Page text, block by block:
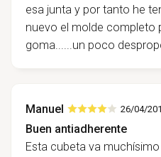
esa junta y por tanto he
nuevo el molde completo
goma......un poco
Manuel 26/04/
Buen antiadherente
Esta cubeta va